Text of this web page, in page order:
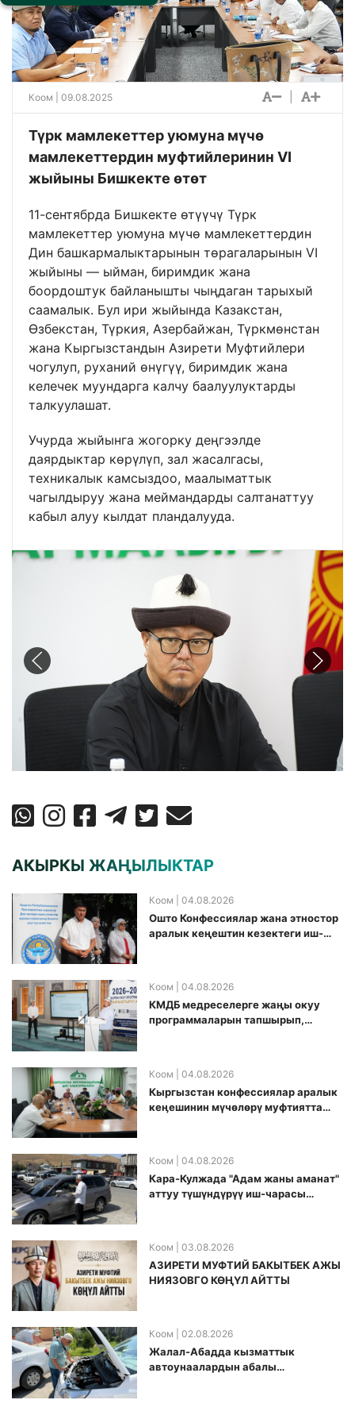
Коом | 09.08.2025
Түрк мамлекеттер уюмуна мүчө
мамлекеттердин муфтийлеринин VI
жыйыны Бишкекте өтөт
11-сентябрда Бишкекте өтүүчү Түрк
мамлекеттер уюмуна мүчө мамлекеттердин
Дин башкармалыктарынын төрагаларынын VI
жыйыны — ыйман, биримдик жана
боордоштук байланышты чыңдаган тарыхый
саамалык. Бул ири жыйында Казакстан,
Өзбекстан, Түркия, Азербайжан, Түркмөнстан
жана Кыргызстандын Азирети Муфтийлери
чогулуп, руханий өнүгүү, биримдик жана
келечек муундарга калчу баалуулуктарды
талкуулашат.
Учурда жыйынга жогорку деңгээлде
даярдыктар көрүлүп, зал жасалгасы,
техникалык камсыздоо, маалыматтык
чагылдыруу жана меймандарды салтанаттуу
кабыл алуу кылдат пландалууда.
АКЫРКЫ ЖАҢЫЛЫКТАР
Коом | 04.08.2026
Ошто Конфессиялар жана этностор
аралык кеңештин кезектеги иш-
Коом | 04.08.2026
КМДБ медреселерге жаңы окуу
программаларын тапшырып,
Коом | 04.08.2026
Кыргызстан конфессиялар аралык
кеӊешинин мүчөлөрү муфтиятта
Коом | 04.08.2026
Кара-Кулжада "Адам жаны аманат"
аттуу түшүндүрүү иш-чарасы
Коом | 03.08.2026
АЗИРЕТИ МУФТИЙ БАКЫТБЕК АЖЫ
НИЯЗОВГО КӨҢҮЛ АЙТТЫ
Коом | 02.08.2026
Жалал-Абадда кызматтык
автоунаалардын абалы